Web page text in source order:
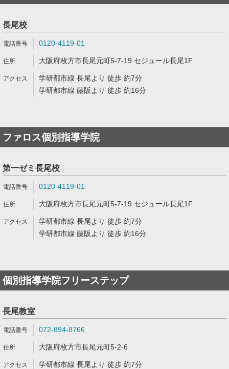
長尾校
0120-4119-01
大阪府枚方市長尾元町5-7-19 セジュール長尾1F
学研都市線 長尾より 徒歩 約7分
学研都市線 藤阪より 徒歩 約16分
ファロス個別指導学院
第一ゼミ長尾校
0120-4119-01
大阪府枚方市長尾元町5-7-19 セジュール長尾1F
学研都市線 長尾より 徒歩 約7分
学研都市線 藤阪より 徒歩 約16分
個別指導学院フリーステップ
長尾教室
072-894-8766
大阪府枚方市長尾元町5-2-6
学研都市線 長尾より 徒歩 約7分